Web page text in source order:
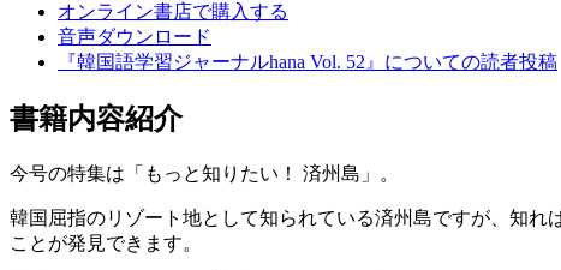
オンライン書店で購入する
音声ダウンロード
『韓国語学習ジャーナルhana Vol. 52』についての読者投稿
書籍内容紹介
今号の特集は「もっと知りたい！ 済州島」。
韓国屈指のリゾート地として知られている済州島ですが、知
ことが発見できます。